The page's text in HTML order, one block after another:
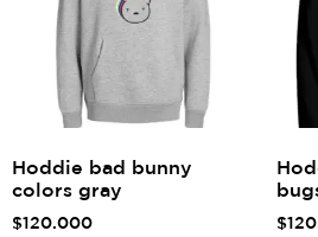
Hoddie bad bunny
colors gray
$120.000 $